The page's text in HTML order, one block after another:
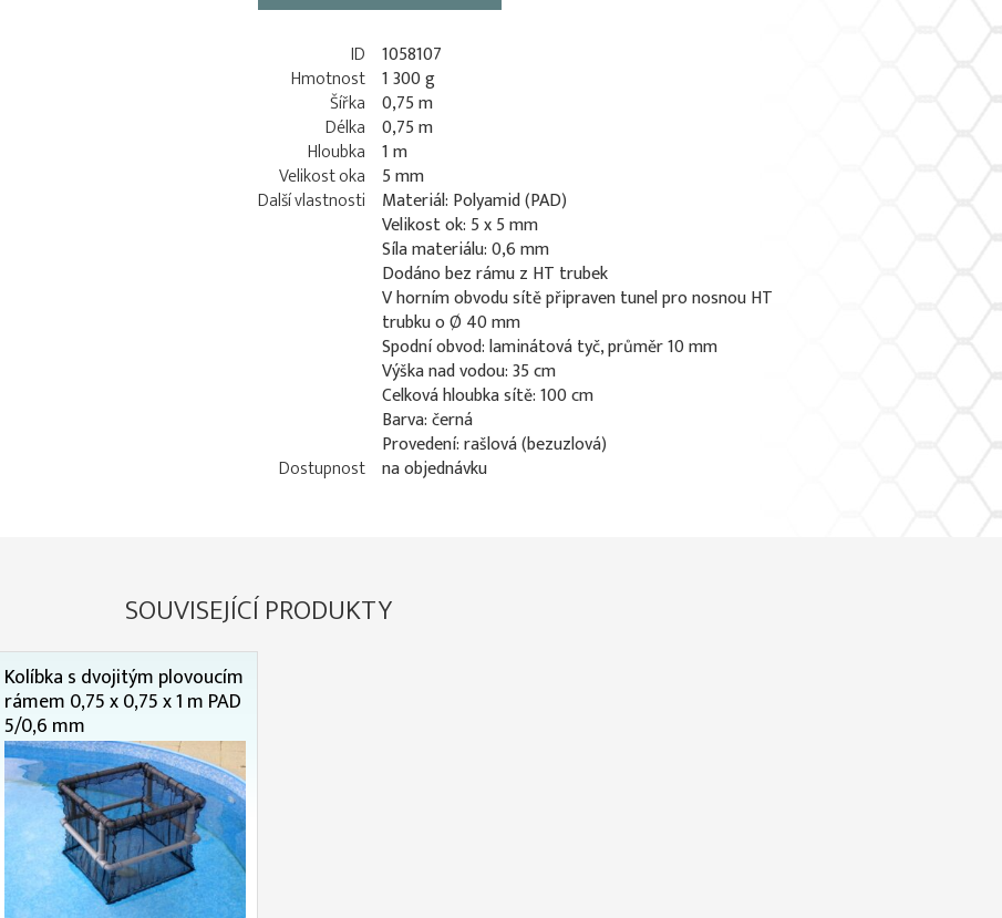
ID 1058107
Hmotnost 1 300 g
Šířka 0,75 m
Délka 0,75 m
Hloubka 1 m
Velikost oka
5 mm
Další vlastnosti
Materiál: Polyamid (PAD)
Velikost ok: 5 x 5 mm
Síla materiálu: 0,6 mm
Dodáno bez rámu z HT trubek
V horním obvodu sítě připraven tunel pro nosnou HT
trubku o Ø 40 mm
Spodní obvod: laminátová tyč, průměr 10 mm
Výška nad vodou: 35 cm
Celková hloubka sítě: 100 cm
Barva: černá
Provedení: rašlová (bezuzlová)
Dostupnost na objednávku
SOUVISEJÍCÍ PRODUKTY
Kolíbka s dvojitým plovoucím
rámem 0,75 x 0,75 x 1 m PAD
5/0,6 mm